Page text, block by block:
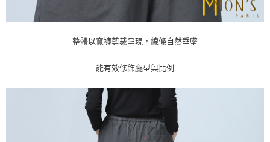
整體以寬褲剪裁呈現，線條自然垂墜
能有效修飾腿型與比例